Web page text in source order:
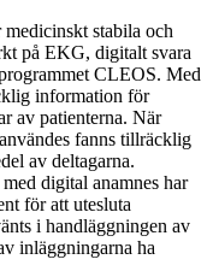
stabila och
på EKG, digitalt svara
CLEOS. Med
information för
av patienterna. När
fanns tillräcklig
av deltagarna.
digital anamnes har
för att utesluta
i handläggningen av
inläggningarna ha